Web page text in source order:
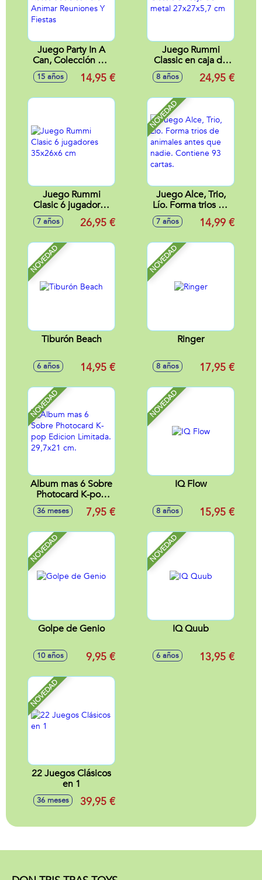
Juego Party In A
Can, Colección De
Retos Sociales Para
Animar Reuniones
15 años 14,95 €
Juego Rummi
Classic en caja de
metal 27x27x5,7
8 años 24,95 €
Juego Rummi
Clasic 6 jugadores
35x26x6 cm
7 años 26,95 €
NOVEDAD
Juego Alce, Trio,
Lío. Forma trios de
animales antes que
nadie. Contiene 93
7 años 14,99 €
NOVEDAD
Tiburón Beach
6 años 14,95 €
NOVEDAD
Ringer
8 años 17,95 €
NOVEDAD
Album mas 6 Sobre
Photocard K-pop
Edicion Limitada.
29,7x21 cm.
36 meses 7,95 €
NOVEDAD
IQ Flow
8 años 15,95 €
NOVEDAD
Golpe de Genio
10 años 9,95 €
NOVEDAD
IQ Quub
6 años 13,95 €
NOVEDAD
22 Juegos Clásicos
en 1
36 meses 39,95 €